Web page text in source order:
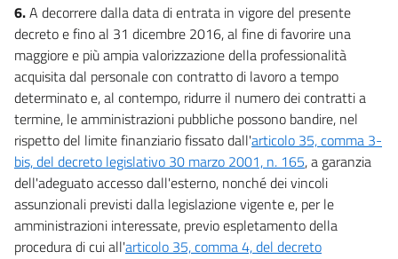
6.A decorrere dalla data di entrata in vigore del presente
decreto e fino al 31 dicembre 2016, al fine di favorire una
maggiore e più ampia valorizzazione della professionalità
acquisita dal personale con contratto di lavoro a tempo
determinato e, al contempo, ridurre il numero dei contratti a
termine, le amministrazioni pubbliche possono bandire, nel
rispetto del limite finanziario fissato dall'articolo 35, comma 3-
bis, del decreto legislativo 30 marzo 2001, n. 165, a garanzia
dell'adeguato accesso dall'esterno, nonché dei vincoli
assunzionali previsti dalla legislazione vigente e, per le
amministrazioni interessate, previo espletamento della
procedura di cui all'articolo 35, comma 4, del decreto